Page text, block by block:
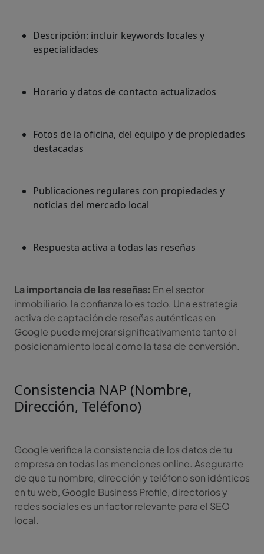
Descripción: incluir keywords locales y
especialidades
Horario y datos de contacto actualizados
Fotos de la oficina, del equipo y de propiedades
destacadas
Publicaciones regulares con propiedades y
noticias del mercado local
Respuesta activa a todas las reseñas
La importancia de las reseñas: En el sector
inmobiliario, la confianza lo es todo. Una estrategia
activa de captación de reseñas auténticas en
Google puede mejorar significativamente tanto el
posicionamiento local como la tasa de conversión.
Consistencia NAP (Nombre,
Dirección, Teléfono)
Google verifica la consistencia de los datos de tu
empresa en todas las menciones online. Asegurarte
de que tu nombre, dirección y teléfono son idénticos
en tu web, Google Business Profile, directorios y
redes sociales es un factor relevante para el SEO
local.